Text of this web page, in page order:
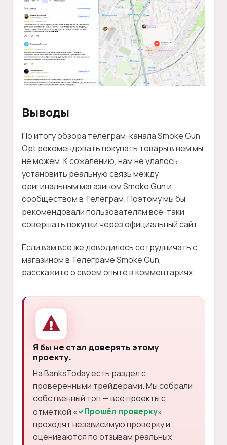
Выводы
По итогу обзора телеграм-канала Smoke Gun
Opt рекомендовать покупать товары в нем мы
не можем. К сожалению, нам не удалось
установить реальную связь между
оригинальным магазином Smoke Gun и
сообществом в Телеграм. Поэтому мы бы
рекомендовали пользователям все-таки
совершать покупки через официальный сайт.
Если вам все же доводилось сотрудничать с
магазином в Телеграме Smoke Gun,
расскажите о своем опыте в комментариях.
Я бы не стал доверять этому
проекту.
На BanksToday есть раздел с
проверенными трейдерами. Мы собрали
собственный топ — все проекты с
отметкой «
Прошёл проверку»
проходят независимую проверку и
оцениваются по отзывам реальных